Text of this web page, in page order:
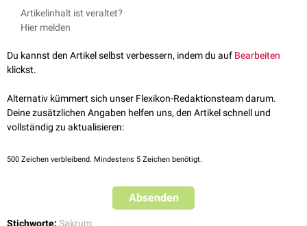
Das Promontorium ossis sacri wird in der Regel durch die Vorderkante
Basis ossis sacri
Lendenwirbels
mit dem Kreuzbein (Os sacrum).
Artikelinhalt ist veraltet?
Hier melden
Du kannst den Artikel selbst verbessern, indem du auf Bearbeiten
klickst.
Alternativ kümmert sich unser Flexikon-Redaktionsteam darum.
Deine zusätzlichen Angaben helfen uns, den Artikel schnell und
vollständig zu aktualisieren:
500 Zeichen verbleibend. Mindestens 5 Zeichen benötigt.
Absenden
Stichworte: Sakrum